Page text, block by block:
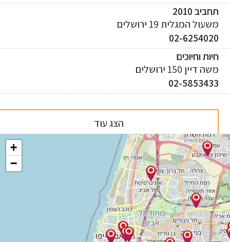
2010
המגלית 19 ירושלים
02-
וחיוכים
150 ירושלים
02-
הצג עוד